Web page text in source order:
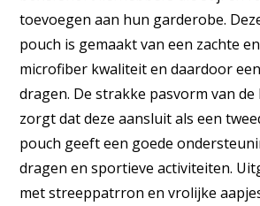
toevoegen aan hun garderobe.
pouch is gemaakt van een zachte
microfiber kwaliteit en daardoor
dragen. De strakke pasvorm van
zorgt dat deze aansluit als een
pouch geeft een goede
dragen en sportieve activiteiten.
met streeppatrron en vrolijke